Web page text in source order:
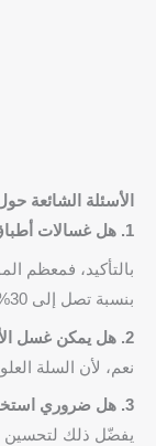
الأسئلة الشائعة
1. هل غسالات أطباق زانوسي موفرة للكهرباء؟
بنسبة تصل إلى 30%.
2. هل يمكن غسل الأواني الكبيرة داخلها؟
نعم، لأن السلة
3. هل ضروري استخدام ملح خاص ومساعد شطف؟
يفضّل ذلك لتحسين